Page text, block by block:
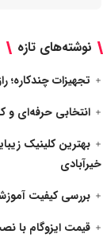
نوشته‌های تازه
تجهیزات
انتخابی حرفه‌ای
بهترین کلینیک
خیرآبادی
بررسی کیفیت
قیمت ایزوگام با